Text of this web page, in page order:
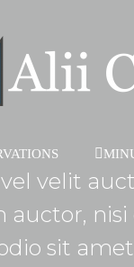
velit
sit